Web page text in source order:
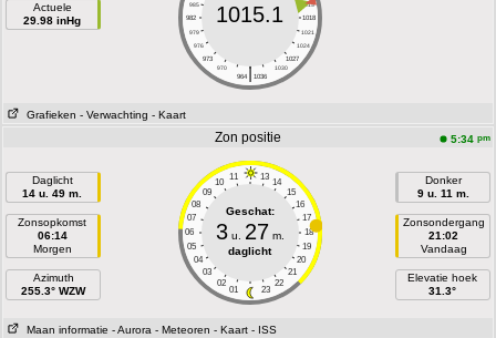
Actuele
29.98 inHg
985
1015
982
1018
979
1021
976
1024
973
1027
970
1030
|
964 1036
1015.1
Grafieken - Verwachting - Kaart
Zon positie 5:34 pm
Daglicht
14 u. 49 m.
Zonsopkomst
06:14
Morgen
Azimuth
255.3° WZW
11 13
10
14
09
15
08
16
07
17
06
18
05
19
04
20
03
21
02
22
01 23
Geschat:
3u. 27 m.
daglicht
Donker
9 u. 11 m.
Zonsondergang
21:02
Vandaag
Elevatie hoek
31.3°
Maan informatie - Aurora - Meteoren - Kaart - ISS